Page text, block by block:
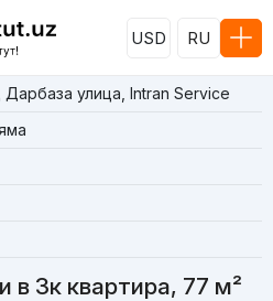
USD RU
улица, Intran Service
в 3к квартира, 77 м²